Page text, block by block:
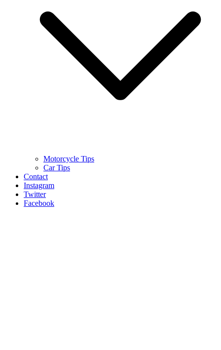
Motorcycle Tips
Car Tips
Contact
Instagram
Twitter
Facebook